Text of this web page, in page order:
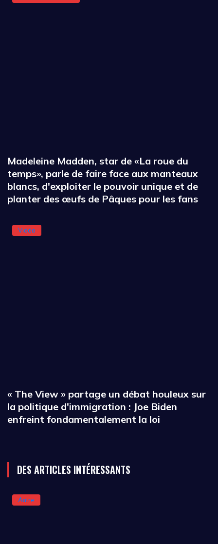
Madeleine Madden, star de «La roue du
temps», parle de faire face aux manteaux
blancs, d'exploiter le pouvoir unique et de
planter des œufs de Pâques pour les fans
Vidéo
« The View » partage un débat houleux sur
la politique d'immigration : Joe Biden
enfreint fondamentalement la loi
DES ARTICLES INTÉRESSANTS
Autre